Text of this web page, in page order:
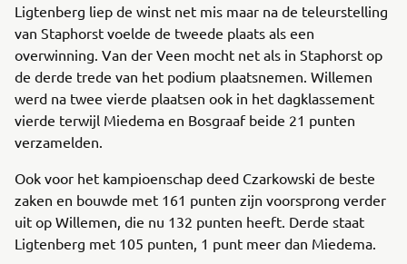
Ligtenberg liep de winst net mis maar na de teleurstelling
van Staphorst voelde de tweede plaats als een
overwinning. Van der Veen mocht net als in Staphorst op
de derde trede van het podium plaatsnemen. Willemen
werd na twee vierde plaatsen ook in het dagklassement
vierde terwijl Miedema en Bosgraaf beide 21 punten
verzamelden.
Ook voor het kampioenschap deed Czarkowski de beste
zaken en bouwde met 161 punten zijn voorsprong verder
uit op Willemen, die nu 132 punten heeft. Derde staat
Ligtenberg met 105 punten, 1 punt meer dan Miedema.